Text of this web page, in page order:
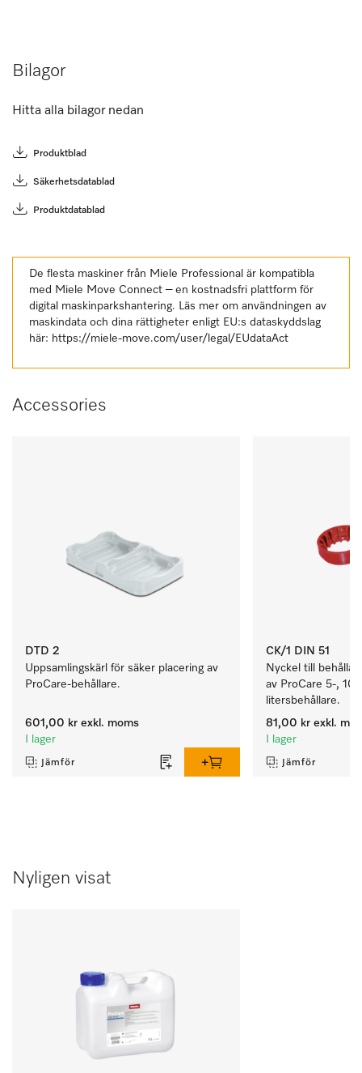
Bilagor
Hitta alla bilagor nedan
Produktblad
Säkerhetsdatablad
Produktdatablad
De flesta maskiner från Miele Professional är kompatibla
med Miele Move Connect – en kostnadsfri plattform för
digital maskinparkshantering. Läs mer om användningen av
maskindata och dina rättigheter enligt EU:s dataskyddslag
här: https://miele-move.com/user/legal/EUdataAct
Accessories
DTD 2
Uppsamlingskärl för säker placering av
ProCare-behållare.
601,00 kr exkl. moms
I lager
Jämför
CK/1 DIN 51
Nyckel till
av ProCare 5-,
litersbehållare.
81,00 krexkl.
I lager
Jämför
Nyligen visat